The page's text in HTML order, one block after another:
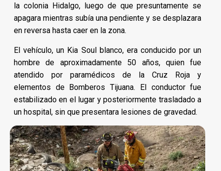
la colonia Hidalgo, luego de que presuntamente se
apagara mientras subía una pendiente y se desplazara
en reversa hasta caer en la zona.
El vehículo, un Kia Soul blanco, era conducido por un
hombre de aproximadamente 50 años, quien fue
atendido por paramédicos de la Cruz Roja y
elementos de Bomberos Tijuana. El conductor fue
estabilizado en el lugar y posteriormente trasladado a
un hospital, sin que presentara lesiones de gravedad.